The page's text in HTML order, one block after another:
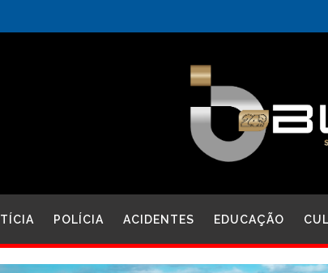
POLÍCIA ACIDENTES EDUCAÇÃO